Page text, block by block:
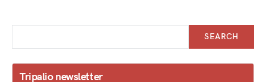
SEARCH
Tripalio newsletter